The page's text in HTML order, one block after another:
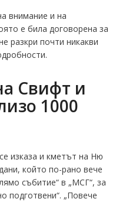
внимание и на
е била договорена за
разкри почти никакви
Свифт и
1000
изказа и кметът на Ню
който по-рано вече
събитие“ в „МСГ“, за
подготвени“. „Повече